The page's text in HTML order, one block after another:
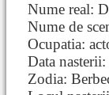
Nume real:
Nume de
Ocupatia:
Data
Zodia: